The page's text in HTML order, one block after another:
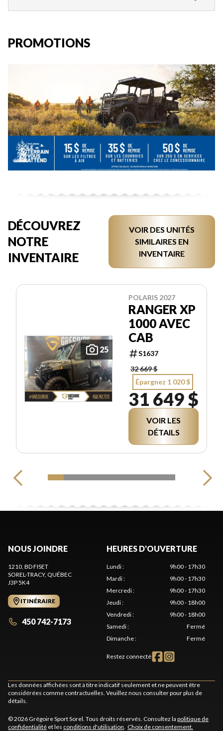
PROMOTIONS
DÉCOUVREZ
NOTRE
INVENTAIRE
VOIR DES UNITÉS
SIMILAIRES EN
INVENTAIRE
25
POLARIS 2027
RANGER XP
1000 AVEC
CAB
S1637
32 669 $
Épargnez 1 020 $
31 649 $
VOIR LES
DÉTAILS
NOUS JOINDRE
1210, BD FISET
SOREL-TRACY, QUÉBEC
J3P 5K4
ITINÉRAIRE
450 742-7173
HEURES D'OUVERTURE
Lundi:
9h00 - 17h30
Mardi:
9h00 - 17h30
Mercredi:
9h00 - 17h30
Jeudi:
9h00 - 18h00
Vendredi:
9h00 - 18h00
Samedi:
Fermé
Dimanche: Fermé
Restez connecté
Les données affichées sont à titre indicatif seulement et ne peuvent être
considérées comme contractuelles. Veuillez nous consulter pour plus de
détails.
© 2026 Grégoire Sport Sorel. Tous droits réservés. Consultez la politique de
confidentialité et les conditions d'utilisation. Choix de consentement.